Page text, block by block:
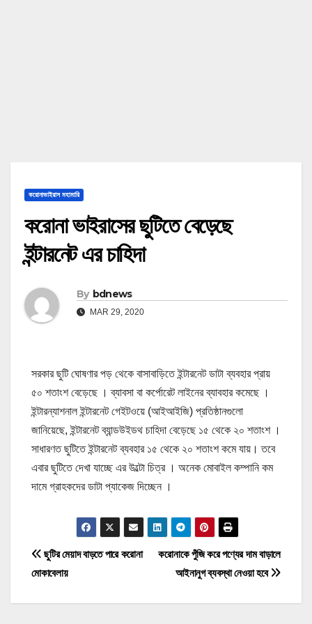
করোনাভাইরাস মহামারি
করোনা ভাইরাসের ছুটিতে বেড়েছে
ইন্টারনেট এর চাহিদা
By bdnews
MAR 29, 2020
সরকার ছুটি ঘোষণার পড় থেকে বাসাবাড়িতে ইন্টারনেট ডাটা ব্যবহার প্রায়
৫০ শতাংশ বেড়েছে । ব্যাবসা বা কর্পোরেট লাইনের ব্যাবহার কমেছে ।
ইন্টারন্যাশনাল ইন্টারনেট গেইটওয়ে (আইআইজি) প্রতিষ্ঠানগুলো
জানিয়েছে, ইন্টারনেট ব্যান্ডউইডথ চাহিদা বেড়েছে ১৫ থেকে ২০ শতাংশ ।
সাধারণত ছুটিতে ইন্টারনেট ব্যবহার ১৫ থেকে ২০ শতাংশ কমে যায়। তবে
এবার ছুটিতে দেখা যাচ্ছে এর উল্টো চিত্র । অনেক মোবাইল কম্পানি কম
দামে গ্রাহকদের ডাটা প্যাকেজ দিচ্ছেন ।
P
করোনাকে পুঁজি করে পণ্যের দাম বাড়ালে
আইনানুগ ব্যবস্থা নেওয়া হবে
ছুটির মেয়াদ বাড়তে পারে করোনা
মোকাবেলায়